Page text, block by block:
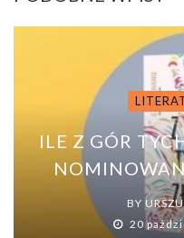
ILE Z GÓR
BY
20